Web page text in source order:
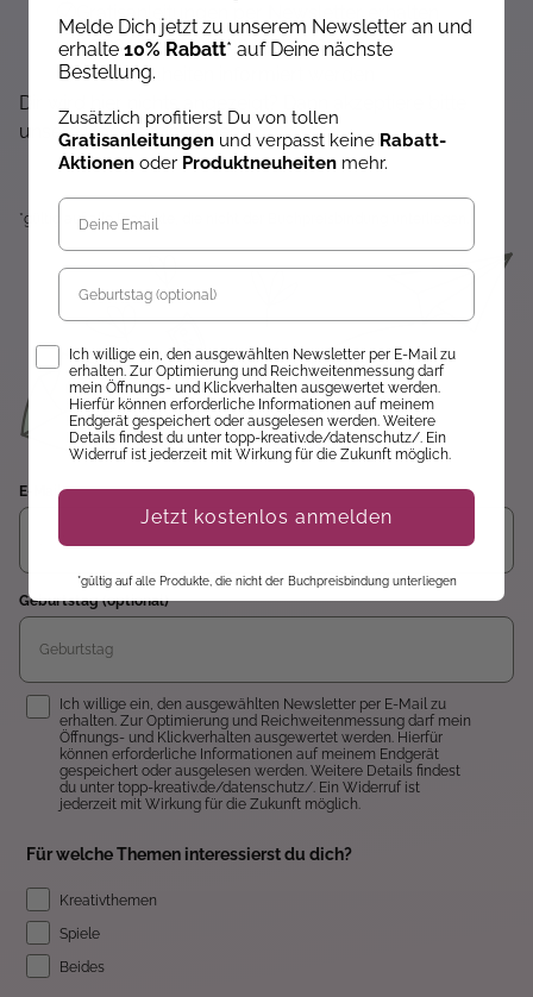
Gratisanleitungen per Newsletter erhalten
Keine Rabatt-Aktion mehr verpassen
Über Neuheiten informiert werden
Dir wird hier nichts angezeigt? Dann akzeptiere bitte
unsere Cookie-Richtlinien :)
*gültig auf alle Produkte, die nicht der Buchpreisbindung unterliegen.
E-Mail
Geburtstag (optional)
Einwilligung
Ich willige ein, den ausgewählten Newsletter per E-Mail zu
erhalten. Zur Optimierung und Reichweitenmessung darf mein
Öffnungs- und Klickverhalten ausgewertet werden. Hierfür
können erforderliche Informationen auf meinem Endgerät
gespeichert oder ausgelesen werden. Weitere Details findest
du unter topp-kreativ.de/datenschutz/. Ein Widerruf ist
jederzeit mit Wirkung für die Zukunft möglich.
Für welche Themen interessierst du dich?
Kreativthemen
Spiele
Beides
Melde Dich jetzt zu unserem Newsletter an und
erhalte 10% Rabatt* auf Deine nächste
Bestellung.
Zusätzlich profitierst Du von tollen
Gratisanleitungen und verpasst keine Rabatt-
Aktionen oder Produktneuheiten mehr.
Geburtstag
Opt-InIch willige ein, den ausgewählten Newsletter per E-Mail zu
erhalten. Zur Optimierung und Reichweitenmessung darf
mein Öffnungs- und Klickverhalten ausgewertet werden.
Hierfür können erforderliche Informationen auf meinem
Endgerät gespeichert oder ausgelesen werden. Weitere
Details findest du unter topp-kreativ.de/datenschutz/. Ein
Widerruf ist jederzeit mit Wirkung für die Zukunft möglich.
Jetzt kostenlos anmelden
*gültig auf alle Produkte, die nicht der Buchpreisbindung unterliegen